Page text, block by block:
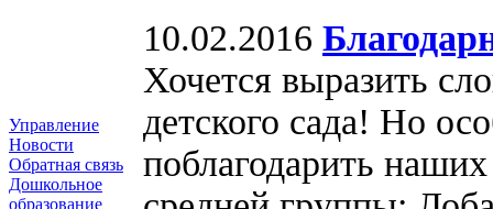
Управление
Новости
Обратная связь
Дошкольное
образование
10.02.2016
Хочется выразить
детского сада! Но
поблагодарить